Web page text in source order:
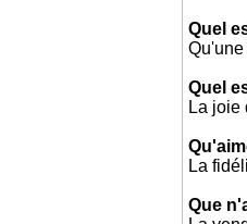
Quel
Quel
La joie
La
Que